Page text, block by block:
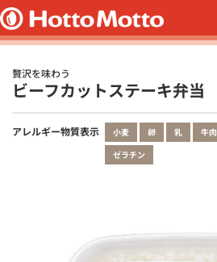
贅沢を味わう
ビーフカットステーキ弁当
アレルギー物質表示 小麦 卵 乳 牛肉
ゼラチン